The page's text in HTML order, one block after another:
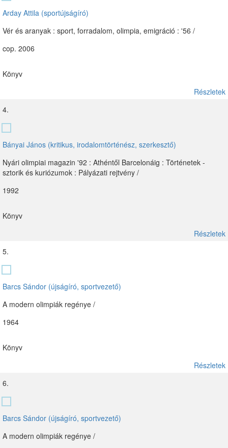
Arday Attila (sportújságíró)
Vér és aranyak : sport, forradalom, olimpia, emigráció : '56 /
cop. 2006
Könyv
Részletek
4.
Bányai János (kritikus, irodalomtörténész, szerkesztő)
Nyári olimpiai magazin '92 : Athéntől Barcelonáig : Történetek -
sztorik és kuriózumok : Pályázati rejtvény /
1992
Könyv
Részletek
5.
Barcs Sándor (újságíró, sportvezető)
A modern olimpiák regénye /
1964
Könyv
Részletek
6.
Barcs Sándor (újságíró, sportvezető)
A modern olimpiák regénye /